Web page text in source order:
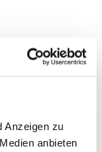
Anzeigen zu
anbieten